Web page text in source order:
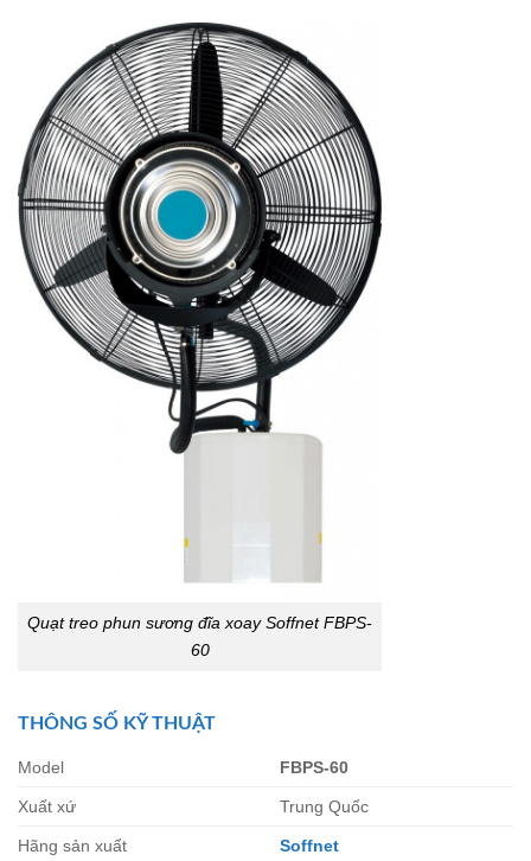
Quạt treo phun sương đĩa xoay Soffnet FBPS-
60
THÔNG SỐ KỸ THUẬT
Model FBPS-60
Xuất xứ Trung Quốc
Hãng sản xuất Soffnet